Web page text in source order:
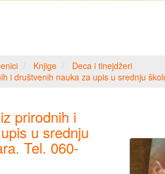
Knjige
Deca i tinejdžeri
i društvenih nauka za upis u srednju
prirodnih i
u srednju
Tel. 060-